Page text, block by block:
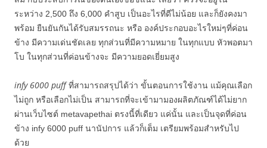
ระหว่าง 2,500 ถึง 6,000 คำสูบ เป็นอะไรที่ดีไม่น้อย และก็ยังคงมา
พร้อม ยืนยันกันได้รับสมรรถนะ หรือ องค์ประกอบอะไรใหม่ๆที่ค่อน
ข้าง มีความเด่นชัดเลย ทุกส่วนที่มีความหมาย ในทุกแบบ หัวพอตมา
โบ ในทุกส่วนที่ค่อนข้างจะ มีความยอดเยี่ยมสูง
infy 6000 puffที่สามารถสรุปได้ว่า ขั้นตอนการใช้งาน แม้คุณเลือก
ไม่ถูก หรือเลือกไม่เป็น สามารถที่จะเข้ามามองผลิตภัณฑ์ได้ไม่ยาก
ผ่านเว็บไซต์ metavapethai ตรงนี้ที่เดียว แค่นั้น และเป็นจุดที่ค่อน
ข้าง infy 6000 puff นานัปการ แล้วก็เต็ม เตรียมพร้อมสำหรับไป
ด้วย